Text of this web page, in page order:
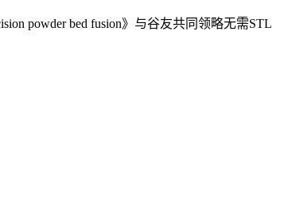
powder bed fusion》与谷友共同领略无需STL